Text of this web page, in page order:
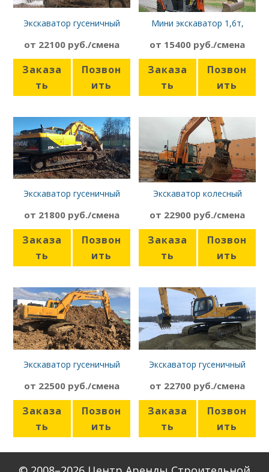
Экскаватор гусеничный
от 22100 руб./смена
Заказа
ть
Позвон
ить
Мини экскаватор 1,6т,
от 15400 руб./смена
Заказа
ть
Позвон
ить
Экскаватор гусеничный
от 21800 руб./смена
Заказа
ть
Позвон
ить
Экскаватор колесный
от 22900 руб./смена
Заказа
ть
Позвон
ить
Экскаватор гусеничный
от 22500 руб./смена
Заказа
ть
Позвон
ить
Экскаватор гусеничный
от 22700 руб./смена
Заказа
ть
Позвон
ить